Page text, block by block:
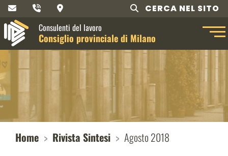
CERCA NEL SITO
Consulenti del lavoro
Consiglio provinciale di Milano
Home Rivista Sintesi Agosto 2018